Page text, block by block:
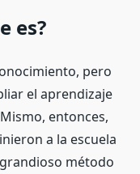
es?
pero
el aprendizaje
entonces,
a la escuela
método